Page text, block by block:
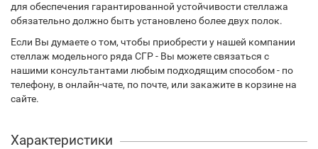
для обеспечения гарантированной устойчивости стеллажа
обязательно должно быть установлено более двух полок.
Если Вы думаете о том, чтобы приобрести у нашей компании
стеллаж модельного ряда СГР - Вы можете связаться с
нашими консультантами любым подходящим способом - по
телефону, в онлайн-чате, по почте, или закажите в корзине на
сайте.
Характеристики